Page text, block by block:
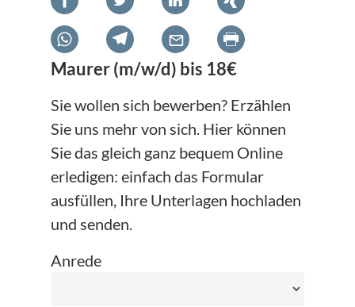
Maurer (m/w/d) bis 18€
Sie wollen sich bewerben? Erzählen
Sie uns mehr von sich. Hier können
Sie das gleich ganz bequem Online
erledigen: einfach das Formular
ausfüllen, Ihre Unterlagen hochladen
und senden.
Anrede